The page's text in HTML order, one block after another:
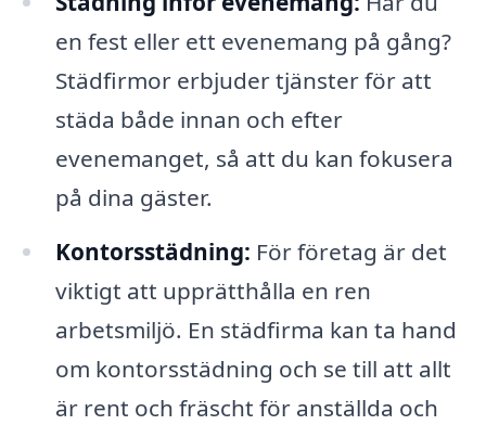
en fest eller ett evenemang på gång?
Städfirmor erbjuder tjänster för att
städa både innan och efter
evenemanget, så att du kan fokusera
på dina gäster.
Kontorsstädning: För företag är det
viktigt att upprätthålla en ren
arbetsmiljö. En städfirma kan ta hand
om kontorsstädning och se till att allt
är rent och fräscht för anställda och